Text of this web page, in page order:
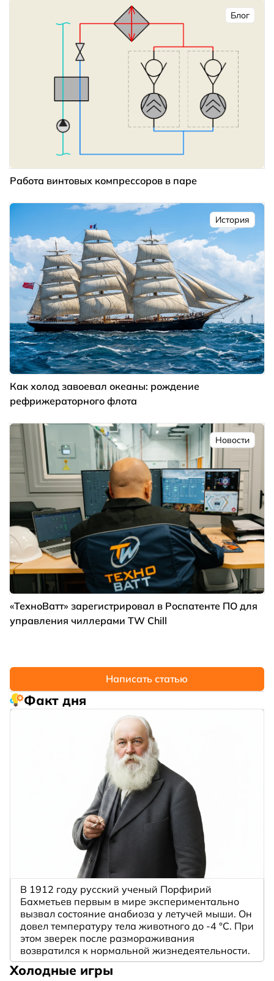
Блог
Работа винтовых компрессоров в паре
История
Как холод завоевал океаны: рождение
рефрижераторного флота
Новости
«ТехноВатт» зарегистрировал в Роспатенте ПО для
управления чиллерами TW Chill
Написать статью
Факт дня
В 1912 году русский ученый Порфирий
Бахметьев первым в мире экспериментально
вызвал состояние анабиоза у летучей мыши. Он
довел температуру тела животного до -4 °C. При
этом зверек после размораживания
возвратился к нормальной жизнедеятельности.
Холодные игры